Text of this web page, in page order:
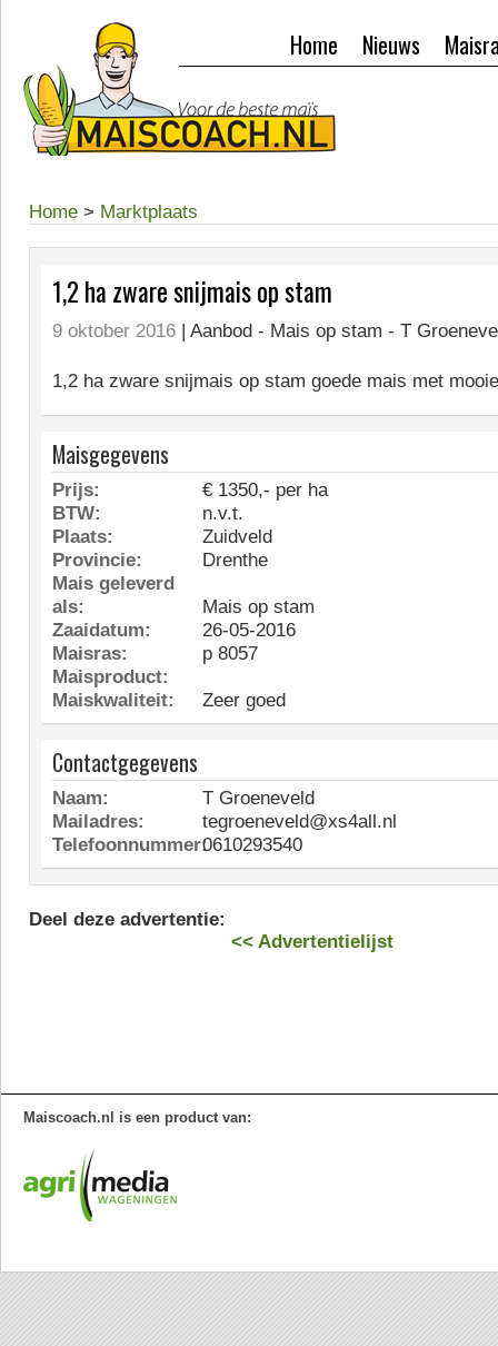
Nieuws
Home
Home > Marktplaats
1,2 ha zware snijmais op stam
9 oktober 2016 | Aanbod - Mais op stam - T
1,2 ha zware snijmais op stam goede mais met
Maisgegevens
Prijs:
€ 1350,- per ha
BTW:
n.v.t.
Plaats:
Zuidveld
Provincie:
Drenthe
Mais geleverd
als:
Mais op stam
Zaaidatum:
26-05-2016
Maisras:
p 8057
Maisproduct:
Maiskwaliteit:
Zeer goed
Contactgegevens
Naam:
T Groeneveld
Mailadres:
tegroeneveld@xs4all.nl
Telefoonnummer:0610293540
Deel deze advertentie:
<< Advertentielijst
Maiscoach.nl is een product van: